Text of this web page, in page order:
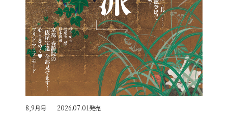
8,9月号 2026.07.01発売